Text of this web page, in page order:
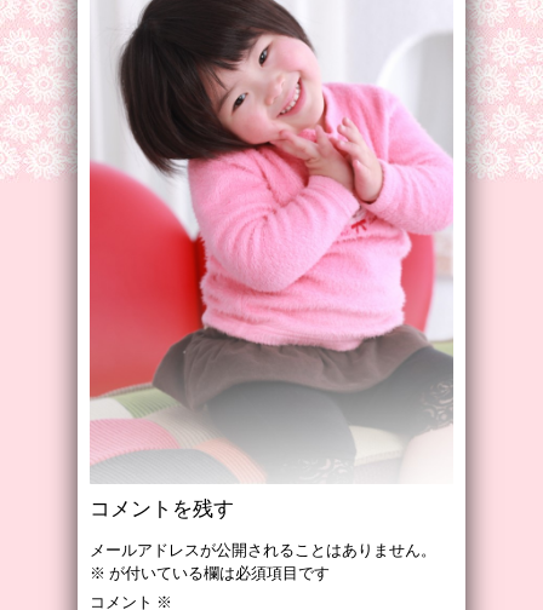
コメントを残す
メールアドレスが公開されることはありません。
※ が付いている欄は必須項目です
コメント ※